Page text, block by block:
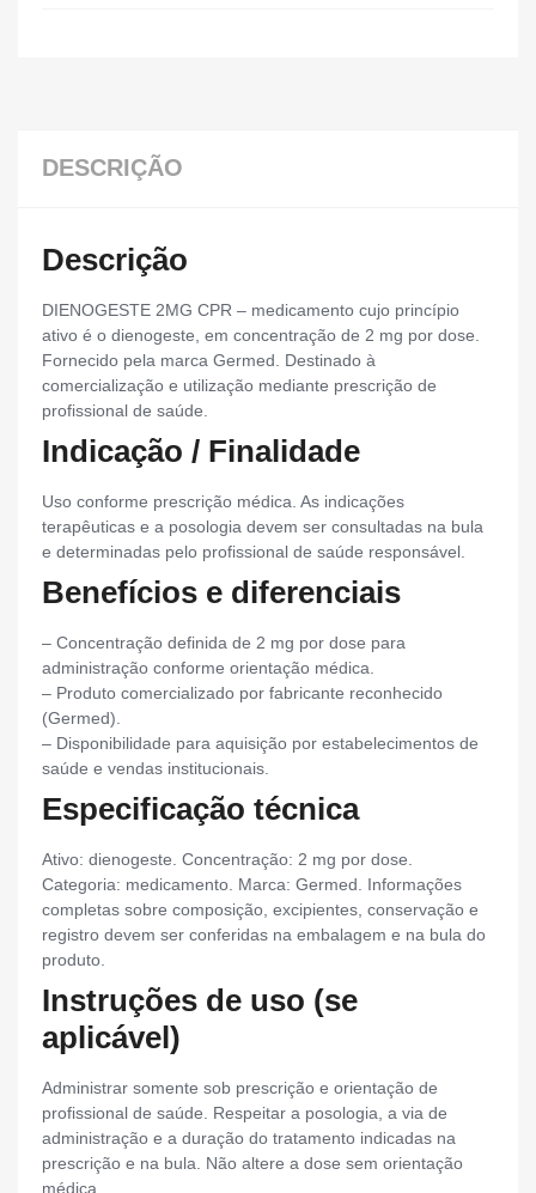
DESCRIÇÃO
Descrição
DIENOGESTE 2MG CPR – medicamento cujo princípio
ativo é o dienogeste, em concentração de 2 mg por dose.
Fornecido pela marca Germed. Destinado à
comercialização e utilização mediante prescrição de
profissional de saúde.
Indicação / Finalidade
Uso conforme prescrição médica. As indicações
terapêuticas e a posologia devem ser consultadas na bula
e determinadas pelo profissional de saúde responsável.
Benefícios e diferenciais
– Concentração definida de 2 mg por dose para
administração conforme orientação médica.
– Produto comercializado por fabricante reconhecido
(Germed).
– Disponibilidade para aquisição por estabelecimentos de
saúde e vendas institucionais.
Especificação técnica
Ativo: dienogeste. Concentração: 2 mg por dose.
Categoria: medicamento. Marca: Germed. Informações
completas sobre composição, excipientes, conservação e
registro devem ser conferidas na embalagem e na bula do
produto.
Instruções de uso (se
aplicável)
Administrar somente sob prescrição e orientação de
profissional de saúde. Respeitar a posologia, a via de
administração e a duração do tratamento indicadas na
prescrição e na bula. Não altere a dose sem orientação
médica.